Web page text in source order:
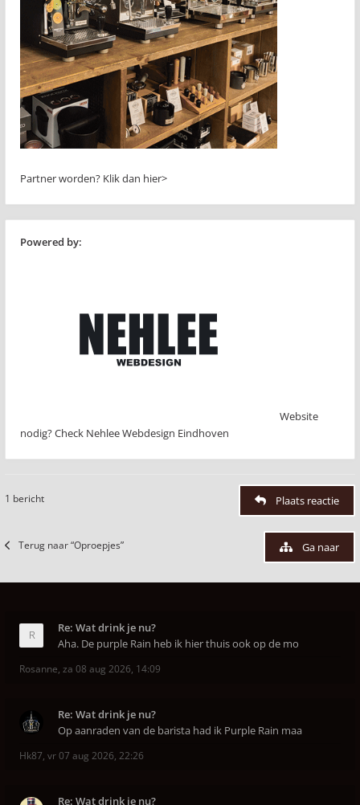
Partner worden? Klik dan hier>
Powered by:
Website
nodig? Check Nehlee Webdesign Eindhoven
1 bericht Plaats reactie
Terug naar “Oproepjes” Ga naar
Re: Wat drink je nu?
Aha. De purple Rain heb ik hier thuis ook op de mo
Rosanne, za 08 aug 2026, 14:09
Re: Wat drink je nu?
Op aanraden van de barista had ik Purple Rain maa
Hk87, vr 07 aug 2026, 22:26
Re: Wat drink je nu?